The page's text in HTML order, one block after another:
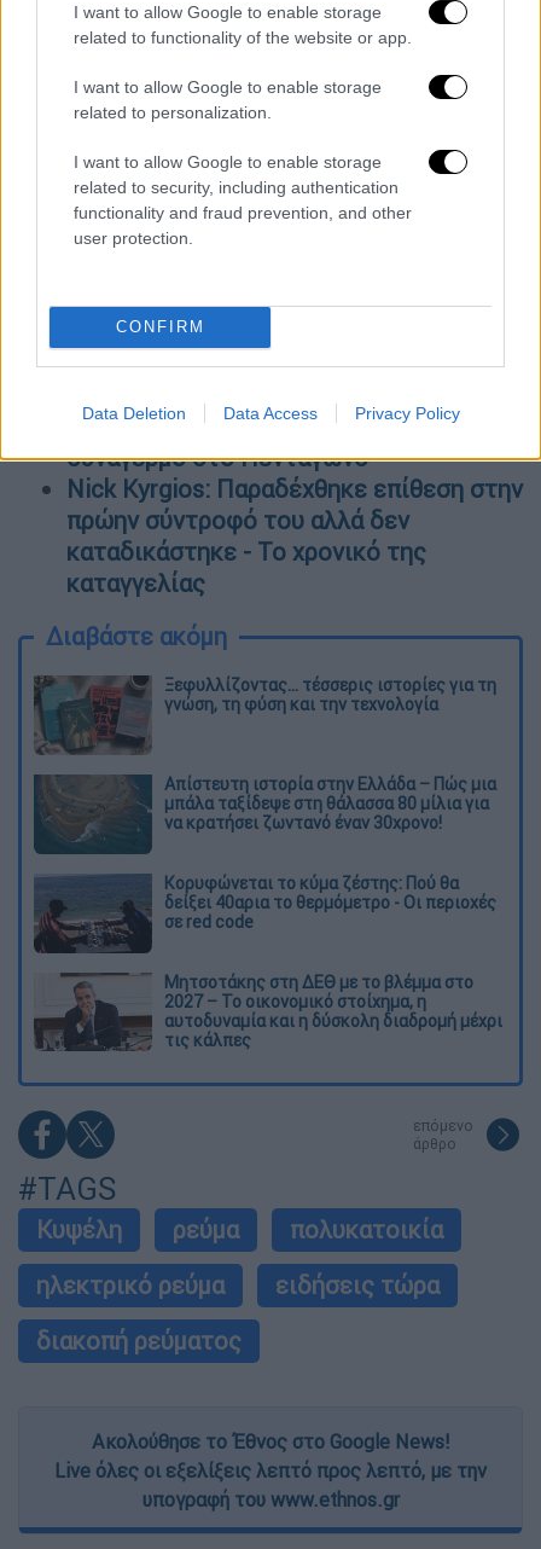
I want to allow Google to enable storage
related to functionality of the website or app.
I want to allow Google to enable storage
related to personalization.
I want to allow Google to enable storage
related to security, including authentication
functionality and fraud prevention, and other
user protection.
CONFIRM
Data Deletion Data Access Privacy Policy
Ραγδαία μεταβολή του καιρού: Πυκνές
χιονοπτώσεις στην Αττική, μεγάλη
πτώση της θερμοκρασίας και παγετός -
Η πρόγνωση Μαρουσάκη
Η ακτινογραφία της τροπολογίας για
«μπλόκο» στο κόμμα Κασιδιάρη: Πότε θα
διεξαχθεί η ψηφοφορία – Σε αναζήτηση
συναίνεσης η κυβέρνηση
κυριακάτικης αργίας στο εμπόριο:
Αντιδράσεις για νομοσχέδιο του
υπουργείου Ανάπτυξης
πετάει πάνω από τις ΗΠΑ και σημάνει
συναγερμό στο Πεντάγωνο
Nick Kyrgios: Παραδέχθηκε επίθεση στην
πρώην σύντροφό του αλλά δεν
καταδικάστηκε - Το χρονικό της
καταγγελίας
Διαβάστε ακόμη
Ξεφυλλίζοντας... τέσσερις ιστορίες για τη
γνώση, τη φύση και την τεχνολογία
Απίστευτη ιστορία στην Ελλάδα – Πώς μια
μπάλα ταξίδεψε στη θάλασσα 80 μίλια για
να κρατήσει ζωντανό έναν 30χρονο!
Κορυφώνεται το κύμα ζέστης: Πού θα
δείξει 40αρια το θερμόμετρο - Οι περιοχές
σε red code
Μητσοτάκης στη ΔΕΘ με το βλέμμα στο
2027 – Το οικονομικό στοίχημα, η
αυτοδυναμία και η δύσκολη διαδρομή μέχρι
τις κάλπες
επόμενο
άρθρο
#TAGS
Κυψέλη ρεύμα
πολυκατοικία
ηλεκτρικό ρεύμα
ειδήσεις τώρα
διακοπή ρεύματος
Ακολούθησε το Έθνος στο Google News!
Live όλες οι εξελίξεις λεπτό προς λεπτό, με την
υπογραφή του www.ethnos.gr